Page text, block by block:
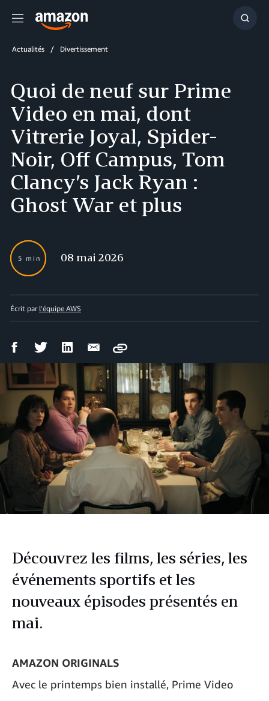
Menu
Actualités Divertissement
Quoi de neuf sur Prime
Video en mai, dont
Vitrerie Joyal, Spider-
Noir, Off Campus, Tom
Clancy’s Jack Ryan :
Ghost War et plus
5 min 08 mai 2026
Écrit par l'équipe AWS
Partager
Facebook
Partager
Twitter
Partager
LinkedIn
Partager
courriel
Copy
Découvrez les films, les séries, les
événements sportifs et les
nouveaux épisodes présentés en
mai.
AMAZON ORIGINALS
Avec le printemps bien installé, Prime Video